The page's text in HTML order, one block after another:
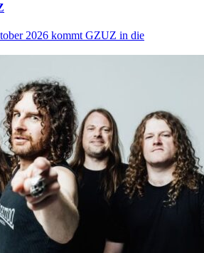
2026 kommt GZUZ in die